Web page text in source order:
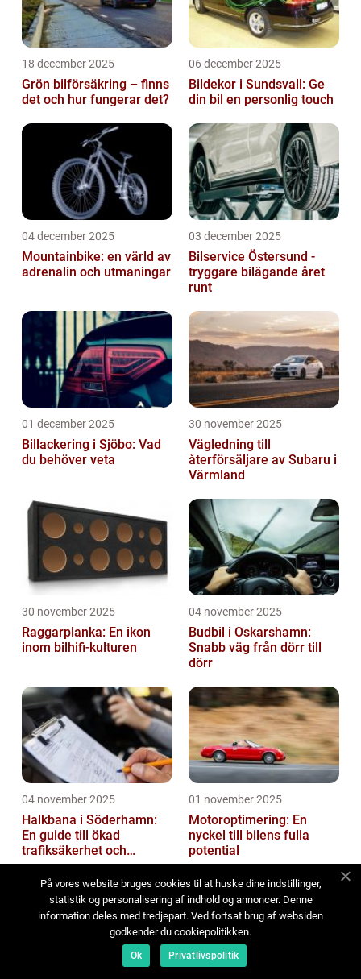
18 december 2025
Grön bilförsäkring – finns
det och hur fungerar det?
06 december 2025
Bildekor i Sundsvall: Ge
din bil en personlig touch
04 december 2025
Mountainbike: en värld av
adrenalin och utmaningar
03 december 2025
Bilservice Östersund -
tryggare bilägande året
runt
01 december 2025
Billackering i Sjöbo: Vad
du behöver veta
30 november 2025
Vägledning till
återförsäljare av Subaru i
Värmland
30 november 2025
Raggarplanka: En ikon
inom bilhifi-kulturen
04 november 2025
Budbil i Oskarshamn:
Snabb väg från dörr till
dörr
04 november 2025
Halkbana i Söderhamn:
En guide till ökad
trafiksäkerhet och
riskhantering
01 november 2025
Motoroptimering: En
nyckel till bilens fulla
potential
På vores website bruges cookies til at huske dine indstillinger,
statistik og personalisering af indhold og annoncer. Denne
information deles med tredjepart. Ved fortsat brug af websiden
godkender du cookiepolitikken.
Ok Privatlivspolitik